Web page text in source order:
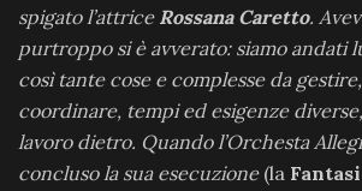
spigato l’attrice Rossana Caretto.
purtroppo si è avverato: siamo andati
così tante cose e complesse da
coordinare, tempi ed esigenze
lavoro dietro. Quando l’Orchesta
concluso la sua esecuzione (la